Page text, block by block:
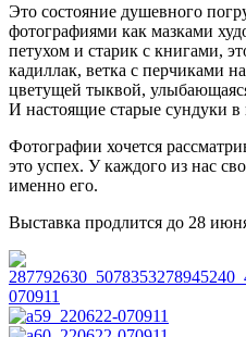
Это состояние душевного
фотографиями как мазками
петухом и старик с книгами,
кадиллак, ветка с перчиками
цветущей тыквой,
И настоящие старые сундуки
Фотографии хочется
это успех. У каждого из нас
именно его.
Выставка продлится до 28